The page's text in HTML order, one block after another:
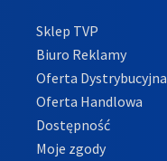
Sklep TVP
Biuro Reklamy
Oferta Dystrybucyjna
Oferta Handlowa
Dostępność
Moje zgody